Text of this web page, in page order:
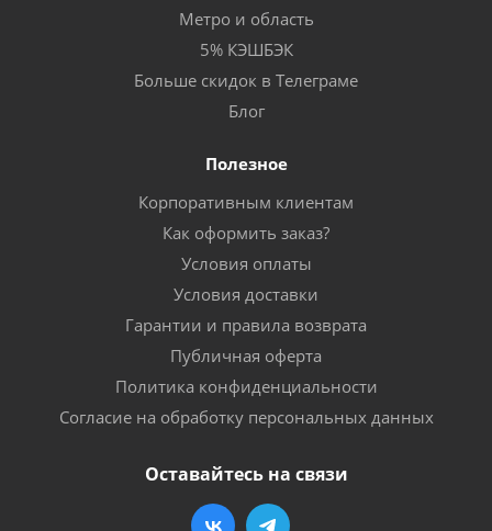
Метро и область
5% КЭШБЭК
Больше скидок в Телеграме
Блог
Полезное
Корпоративным клиентам
Как оформить заказ?
Условия оплаты
Условия доставки
Гарантии и правила возврата
Публичная оферта
Политика конфиденциальности
Согласие на обработку персональных данных
Оставайтесь на связи